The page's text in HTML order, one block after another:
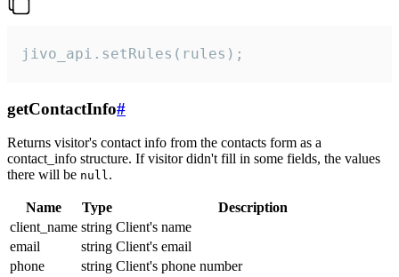
jivo_api.setRules(rules);
getContactInfo#
Returns visitor's contact info from the contacts form as a
contact_info structure. If visitor didn't fill in some fields, the values
there will be null.
Name Type
Description
client_name string Client's name
email
string Client's email
phone
string Client's phone number